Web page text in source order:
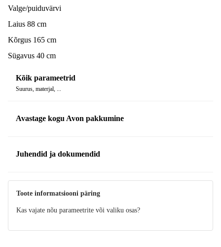
Valge/puiduvärvi
Laius 88 cm
Kõrgus 165 cm
Sügavus 40 cm
Kõik parameetrid
Suurus, materjal, ...
Avastage kogu Avon pakkumine
Juhendid ja dokumendid
Toote informatsiooni päring
Kas vajate nõu parameetrite või valiku osas?